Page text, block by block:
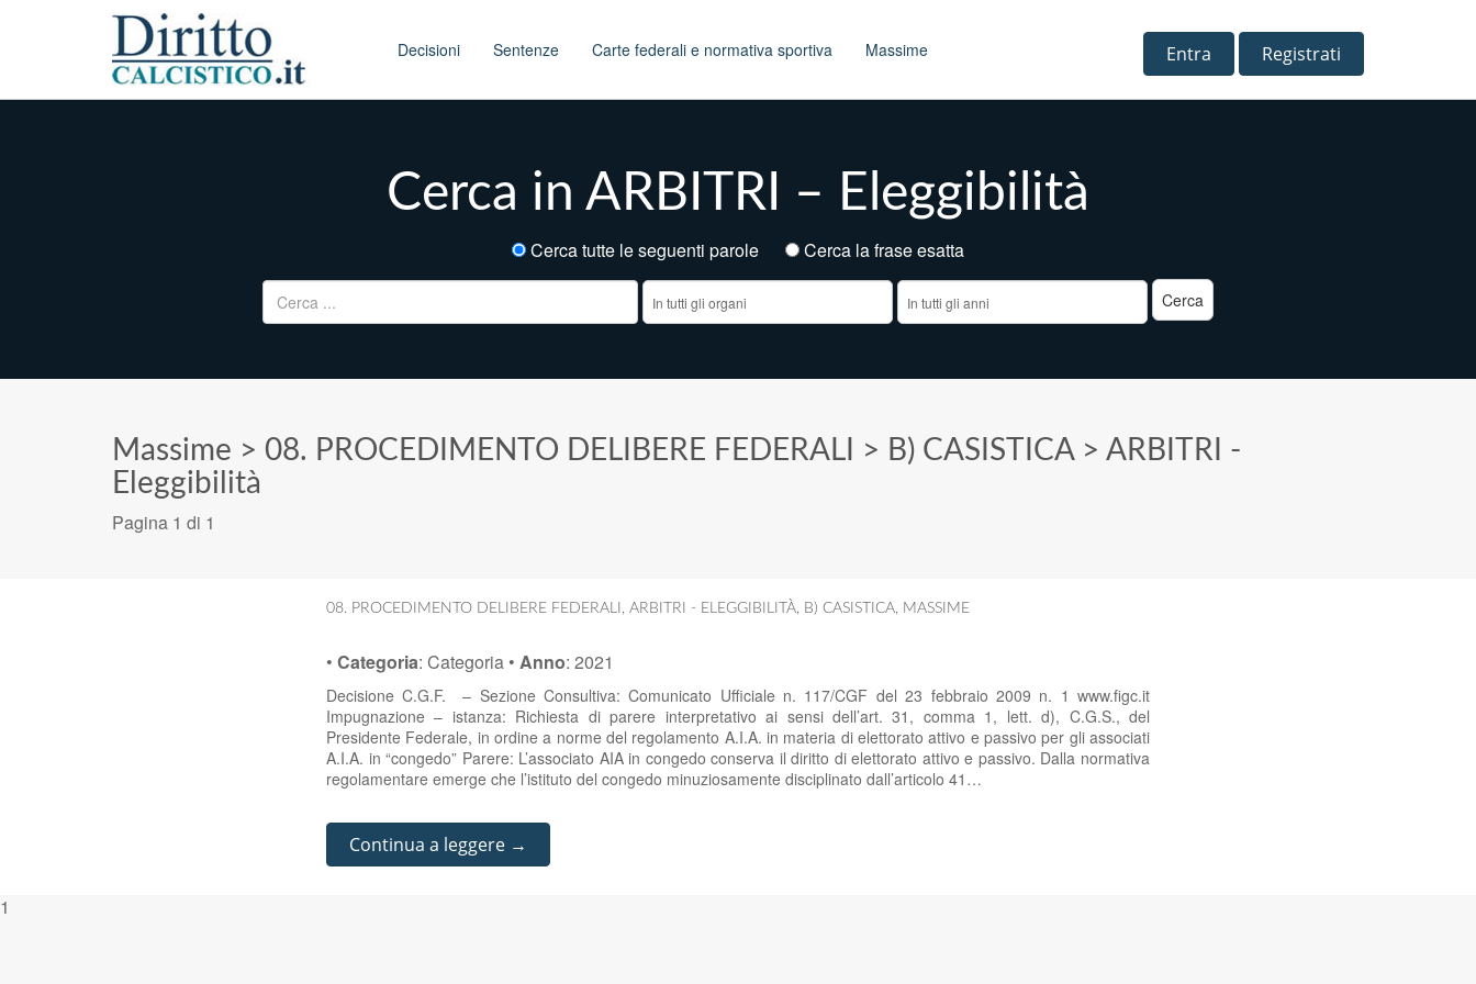
Main menu Decisioni Sentenze Carte federali e normativa sportiva Massime Entra Registrati
Cerca in ARBITRI – Eleggibilità
Cerca tutte le seguenti parole
Cerca la frase esatta
Ricerca per:
Massime > 08. PROCEDIMENTO DELIBERE FEDERALI > B) CASISTICA> ARBITRI -
Eleggibilità
Pagina 1 di 1
08. PROCEDIMENTO DELIBERE FEDERALI , ARBITRI - ELEGGIBILITÀ, B) CASISTICA, MASSIME
• Categoria: Categoria • Anno: 2021
Decisione C.G.F. – Sezione Consultiva: Comunicato Ufficiale n. 117/CGF del 23 febbraio 2009 n. 1 www.figc.it
Impugnazione – istanza: Richiesta di parere interpretativo ai sensi dell’art. 31, comma 1, lett. d), C.G.S., del
Presidente Federale, in ordine a norme del regolamento A.I.A. in materia di elettorato attivo e passivo per gli associati
A.I.A. in “congedo” Parere: L’associato AIA in congedo conserva il diritto di elettorato attivo e passivo. Dalla normativa
regolamentare emerge che l’istituto del congedo minuziosamente disciplinato dall’articolo 41…
Continua a leggere →
1